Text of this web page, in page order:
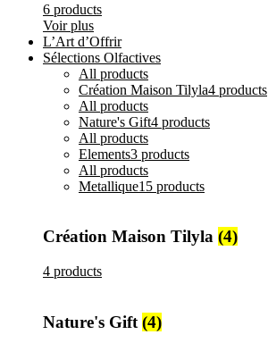
6 products
Voir plus
L’Art d’Offrir
Sélections Olfactives
All products
Création Maison Tilyla4 products
All products
Nature's Gift4 products
All products
Elements3 products
All products
Metallique15 products
Création Maison Tilyla (4)
4 products
Nature's Gift (4)